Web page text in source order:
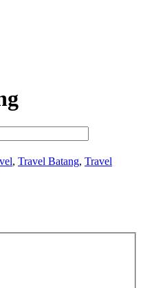
, Travel Batang, Travel